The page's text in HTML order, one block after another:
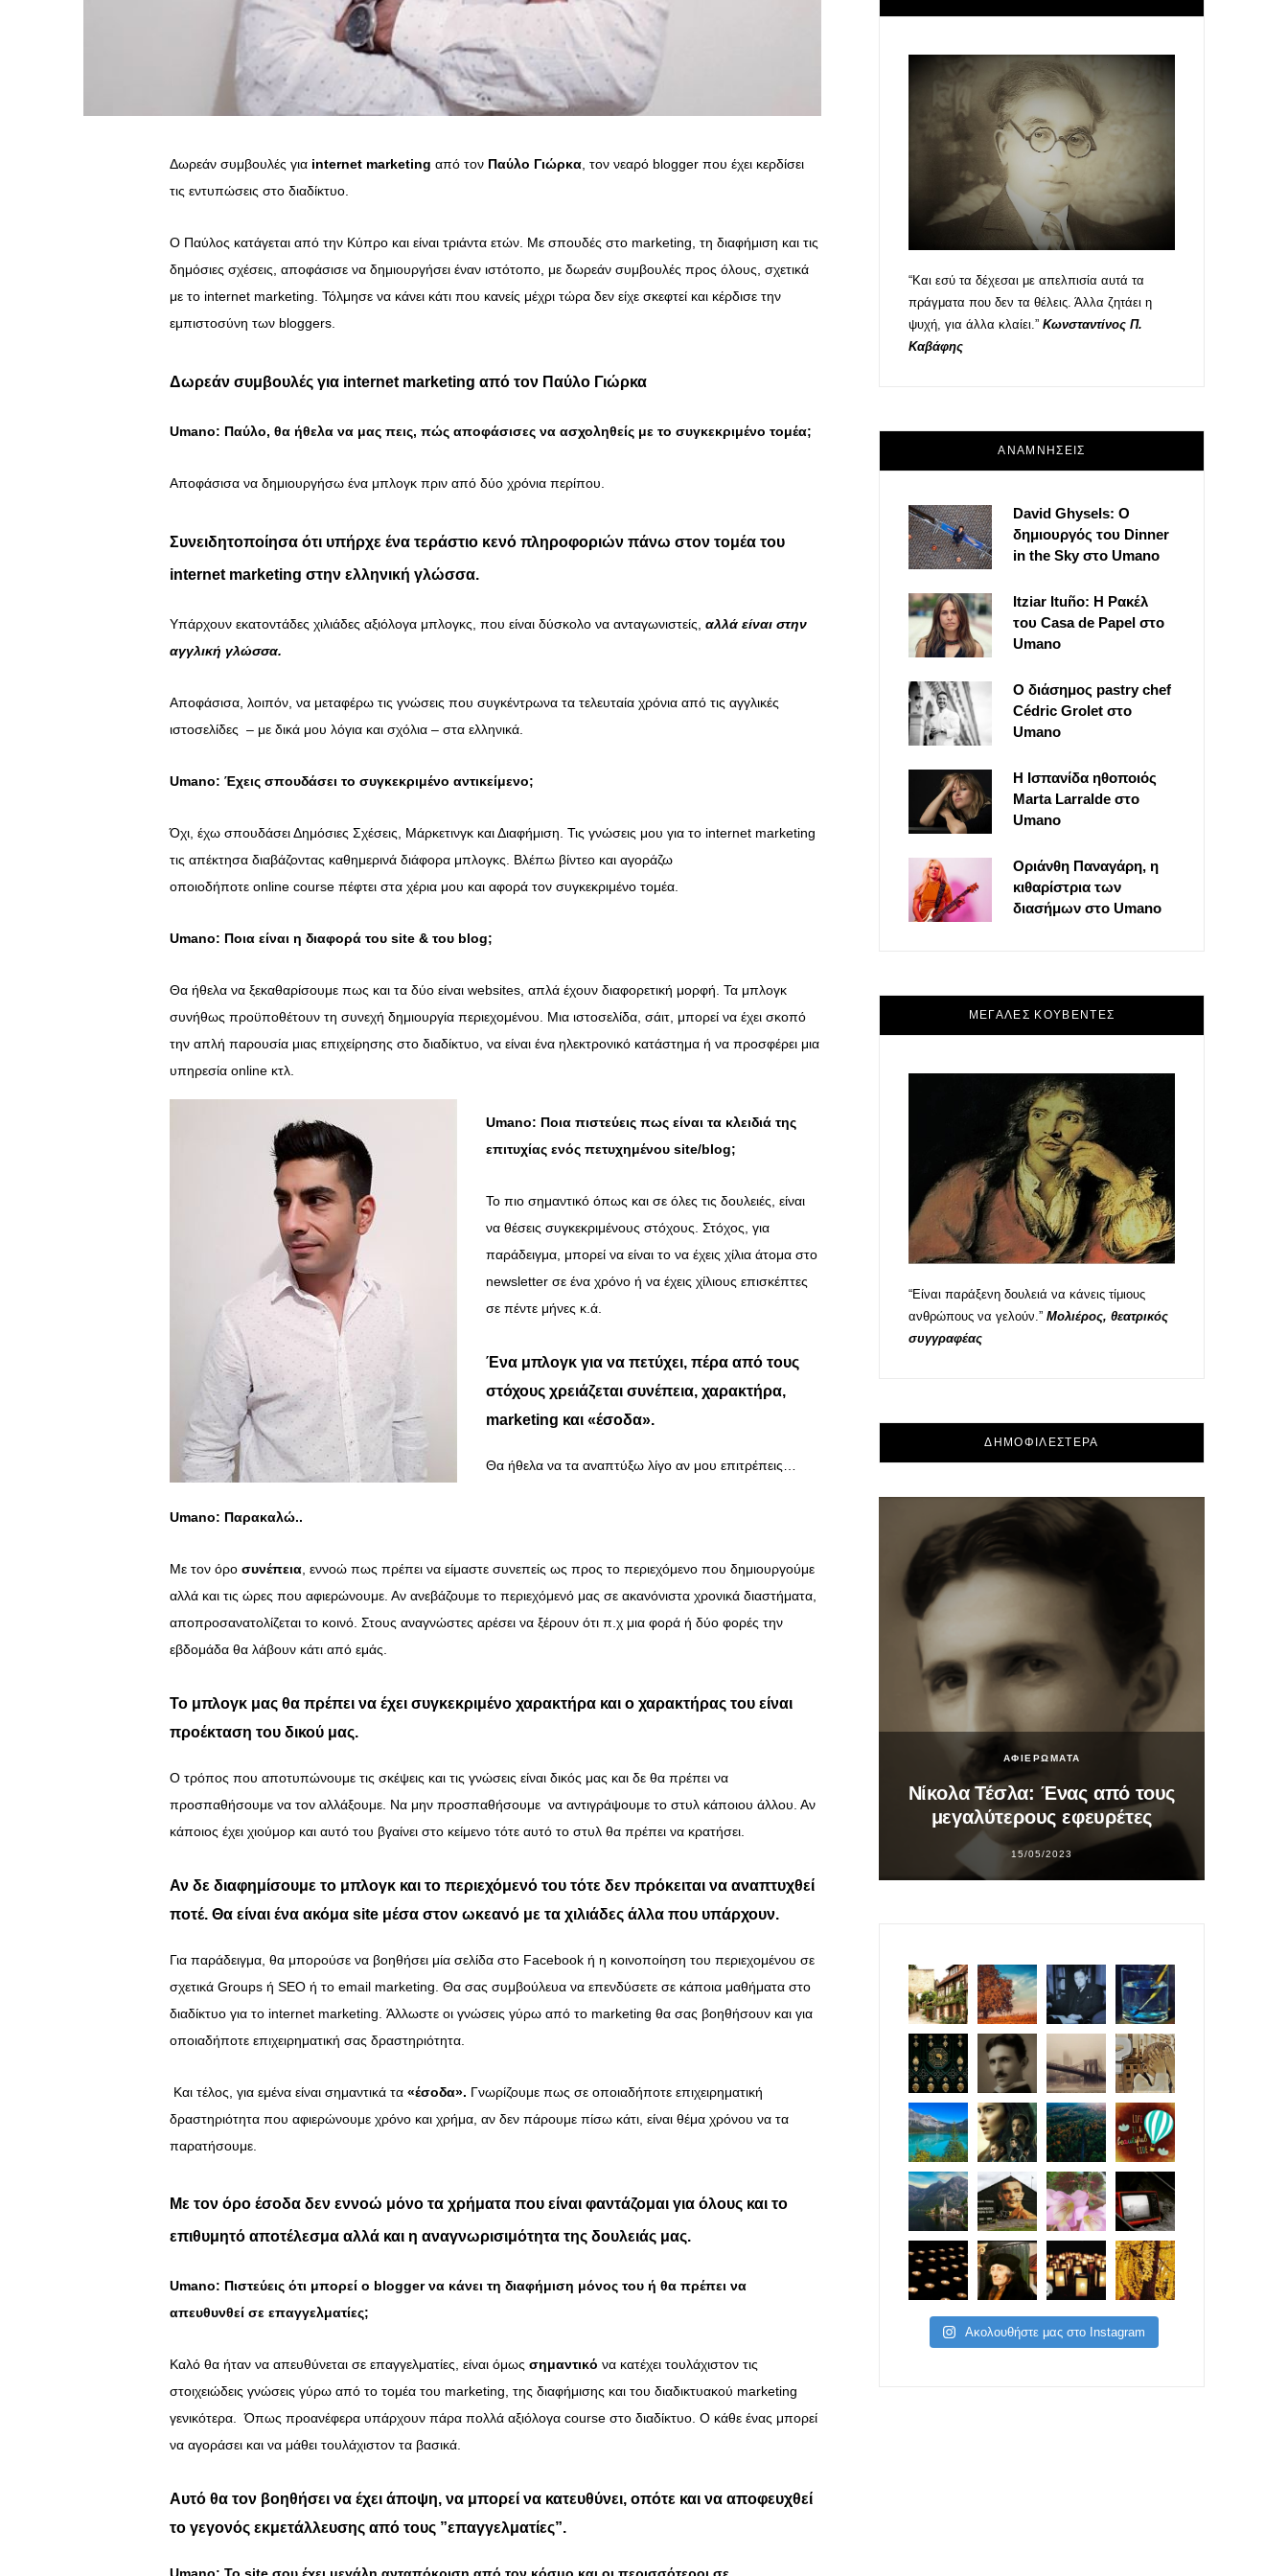
Δωρεάν συμβουλές για internet marketing από τον Παύλο Γιώρκα, τον νεαρό blogger που έχει κερδίσει
τις εντυπώσεις στο διαδίκτυο.
O Παύλος κατάγεται από την Κύπρο και είναι τριάντα ετών. Με σπουδές στο marketing, τη διαφήμιση και τις
δημόσιες σχέσεις, αποφάσισε να δημιουργήσει έναν ιστότοπο, με δωρεάν συμβουλές προς όλους, σχετικά
με το internet marketing. Τόλμησε να κάνει κάτι που κανείς μέχρι τώρα δεν είχε σκεφτεί και κέρδισε την
εμπιστοσύνη των bloggers.
Δωρεάν συμβουλές για internet marketing από τον Παύλο Γιώρκα
Umano: Παύλο, θα ήθελα να μας πεις, πώς αποφάσισες να ασχοληθείς με το συγκεκριμένο τομέα;
Αποφάσισα να δημιουργήσω ένα μπλογκ πριν από δύο χρόνια περίπου.
Συνειδητοποίησα ότι υπήρχε ένα τεράστιο κενό πληροφοριών πάνω στον τομέα του
internet marketing στην ελληνική γλώσσα.
Υπάρχουν εκατοντάδες χιλιάδες αξιόλογα μπλογκς, που είναι δύσκολο να ανταγωνιστείς, αλλά είναι στην
αγγλική γλώσσα.
Αποφάσισα, λοιπόν, να μεταφέρω τις γνώσεις που συγκέντρωνα τα τελευταία χρόνια από τις αγγλικές
ιστοσελίδες – με δικά μου λόγια και σχόλια – στα ελληνικά.
Umano: Έχεις σπουδάσει το συγκεκριμένο αντικείμενο;
Όχι, έχω σπουδάσει Δημόσιες Σχέσεις, Μάρκετινγκ και Διαφήμιση. Τις γνώσεις μου για το internet marketing
τις απέκτησα διαβάζοντας καθημερινά διάφορα μπλογκς. Βλέπω βίντεο και αγοράζω
οποιοδήποτε online course πέφτει στα χέρια μου και αφορά τον συγκεκριμένο τομέα.
Umano: Ποια είναι η διαφορά του site & του blog;
Θα ήθελα να ξεκαθαρίσουμε πως και τα δύο είναι websites, απλά έχουν διαφορετική μορφή. Τα μπλογκ
συνήθως προϋποθέτουν τη συνεχή δημιουργία περιεχομένου. Μια ιστοσελίδα, σάιτ, μπορεί να έχει σκοπό
την απλή παρουσία μιας επιχείρησης στο διαδίκτυο, να είναι ένα ηλεκτρονικό κατάστημα ή να προσφέρει μια
υπηρεσία online κτλ.
Umano: Ποια πιστεύεις πως είναι τα κλειδιά της
επιτυχίας ενός πετυχημένου site/blog;
Το πιο σημαντικό όπως και σε όλες τις δουλειές, είναι
να θέσεις συγκεκριμένους στόχους. Στόχος, για
παράδειγμα, μπορεί να είναι το να έχεις χίλια άτομα στο
newsletter σε ένα χρόνο ή να έχεις χίλιους επισκέπτες
σε πέντε μήνες κ.ά.
Ένα μπλογκ για να πετύχει, πέρα από τους
στόχους χρειάζεται συνέπεια, χαρακτήρα,
marketing και «έσοδα».
Θα ήθελα να τα αναπτύξω λίγο αν μου επιτρέπεις…
Umano: Παρακαλώ..
Με τον όρο συνέπεια , εννοώ πως πρέπει να είμαστε συνεπείς ως προς το περιεχόμενο που δημιουργούμε
αλλά και τις ώρες που αφιερώνουμε. Αν ανεβάζουμε το περιεχόμενό μας σε ακανόνιστα χρονικά διαστήματα,
αποπροσανατολίζεται το κοινό. Στους αναγνώστες αρέσει να ξέρουν ότι π.χ μια φορά ή δύο φορές την
εβδομάδα θα λάβουν κάτι από εμάς.
Το μπλογκ μας θα πρέπει να έχει συγκεκριμένο χαρακτήρα και ο χαρακτήρας του είναι
προέκταση του δικού μας.
Ο τρόπος που αποτυπώνουμε τις σκέψεις και τις γνώσεις είναι δικός μας και δε θα πρέπει να
προσπαθήσουμε να τον αλλάξουμε. Να μην προσπαθήσουμε να αντιγράψουμε το στυλ κάποιου άλλου. Αν
κάποιος έχει χιούμορ και αυτό του βγαίνει στο κείμενο τότε αυτό το στυλ θα πρέπει να κρατήσει.
Αν δε διαφημίσουμε το μπλογκ και το περιεχόμενό του τότε δεν πρόκειται να αναπτυχθεί
ποτέ. Θα είναι ένα ακόμα site μέσα στον ωκεανό με τα χιλιάδες άλλα που υπάρχουν.
Για παράδειγμα, θα μπορούσε να βοηθήσει μία σελίδα στο Facebook ή η κοινοποίηση του περιεχομένου σε
σχετικά Groups ή SEO ή το email marketing. Θα σας συμβούλευα να επενδύσετε σε κάποια μαθήματα στο
διαδίκτυο για το internet marketing. Άλλωστε οι γνώσεις γύρω από το marketing θα σας βοηθήσουν και για
οποιαδήποτε επιχειρηματική σας δραστηριότητα.
Και τέλος, για εμένα είναι σημαντικά τα «έσοδα». Γνωρίζουμε πως σε οποιαδήποτε επιχειρηματική
δραστηριότητα που αφιερώνουμε χρόνο και χρήμα, αν δεν πάρουμε πίσω κάτι, είναι θέμα χρόνου να τα
παρατήσουμε.
Με τον όρο έσοδα δεν εννοώ μόνο τα χρήματα που είναι φαντάζομαι για όλους και το
επιθυμητό αποτέλεσμα αλλά και η αναγνωρισιμότητα της δουλειάς μας.
Umano: Πιστεύεις ότι μπορεί ο bloggerνα κάνει τη διαφήμιση μόνος του ή θα πρέπει να
απευθυνθεί σε επαγγελματίες;
Καλό θα ήταν να απευθύνεται σε επαγγελματίες, είναι όμως σημαντικό να κατέχει τουλάχιστον τις
στοιχειώδεις γνώσεις γύρω από το τομέα του marketing, της διαφήμισης και του διαδικτυακού marketing
γενικότερα. Όπως προανέφερα υπάρχουν πάρα πολλά αξιόλογα course στο διαδίκτυο. O κάθε ένας μπορεί
να αγοράσει και να μάθει τουλάχιστον τα βασικά.
Αυτό θα τον βοηθήσει να έχει άποψη, να μπορεί να κατευθύνει, οπότε και να αποφευχθεί
το γεγονός εκμετάλλευσης από τους ”επαγγελματίες”.
“Και εσύ τα δέχεσαι με απελπισία αυτά τα
πράγματα που δεν τα θέλεις. Άλλα ζητάει η
ψυχή, για άλλα κλαίει.” Κωνσταντίνος Π.
Καβάφης
ΑΝΑΜΝΗΣΕΙΣ
David Ghysels: Ο
δημιουργός του Dinner
in the Sky στο Umano
Itziar Ituño: Η Ρακέλ
του Casa de Papel στο
Umano
Ο διάσημος pastry chef
Cédric Grolet στο
Umano
Η Ισπανίδα ηθοποιός
Marta Larralde στο
Umano
Οριάνθη Παναγάρη, η
κιθαρίστρια των
διασήμων στο Umano
ΜΕΓΑΛΕΣ ΚΟΥΒΕΝΤΕΣ
“Είναι παράξενη δουλειά να κάνεις τίμιους
ανθρώπους να γελούν.” Μολιέρος, θεατρικός
συγγραφέας
ΔΗΜΟΦΙΛΕΣΤΕΡΑ
για το Μεγάλο μας Τσίρκο
ΑΦΙΕΡΩΜΑΤΑ
Νίκολα Τέσλα: Ένας από τους
μεγαλύτερους εφευρέτες
15/05/2023
Ακολουθήστε μας στο Instagram